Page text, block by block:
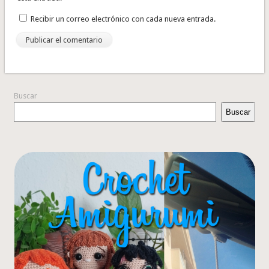
Recibir un correo electrónico con cada nueva entrada.
Buscar
Buscar